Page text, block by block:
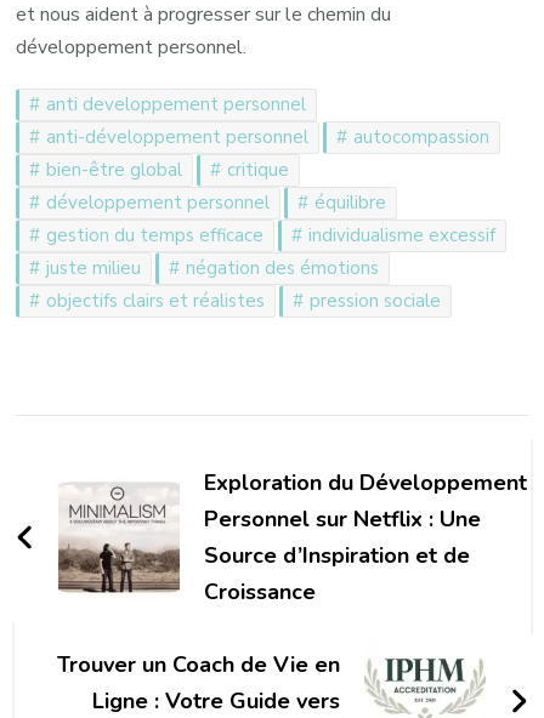
et nous aident à progresser sur le chemin du
développement personnel.
anti developpement personnel
anti-développement personnel
autocompassion
bien-être global
critique
développement personnel
équilibre
gestion du temps efficace
individualisme excessif
juste milieu
négation des émotions
objectifs clairs et réalistes
pression sociale
d'article
Exploration du Développement
Personnel sur Netflix : Une
Source d’Inspiration et de
Croissance
Trouver un Coach de Vie en
Ligne : Votre Guide vers